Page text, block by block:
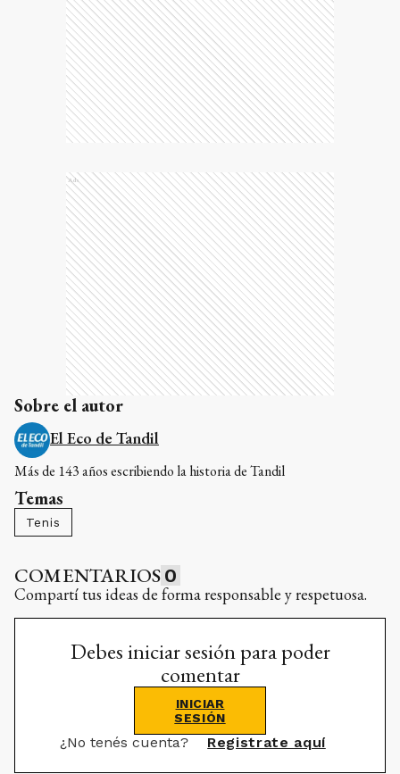
Ads
Sobre el autor
El Eco de Tandil
Más de 143 años escribiendo la historia de Tandil
Temas
Tenis
COMENTARIOS 0
Compartí tus ideas de forma responsable y respetuosa.
Debes iniciar sesión para poder
comentar
INICIAR
SESIÓN
¿No tenés cuenta? Registrate aquí